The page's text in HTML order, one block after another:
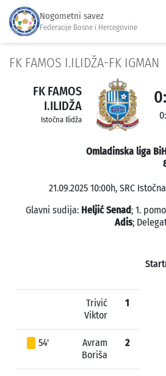
Nogometni savez
Federacije Bosne i Hercegovine
FK FAMOS I.ILIDŽA-FK IGMAN
FK FAMOS
I.ILIDŽA
Istočna Ilidža
Omladinska liga
21.09.2025 10:00h, SRC
Glavni sudija: Heljić Senad; 1.
Adis;
Trivić
Viktor
1
54'
Avram
Boriša
2